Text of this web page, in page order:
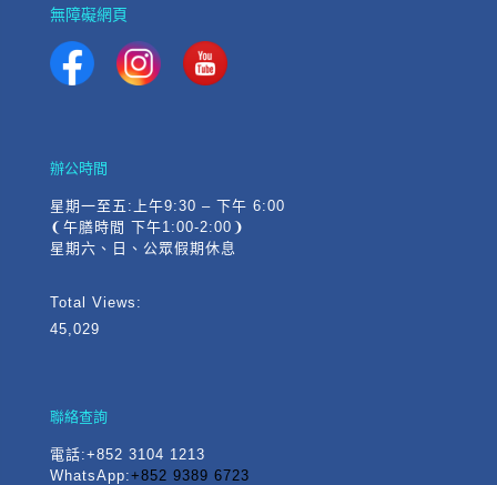
無障礙網頁
辦公時間
星期一至五:上午9:30 – 下午 6:00
❨午膳時間 下午1:00-2:00❩
星期六、日、公眾假期休息
Total Views:
45,029
聯絡查詢
電話:+852 3104 1213
WhatsApp:+852 9389 6723